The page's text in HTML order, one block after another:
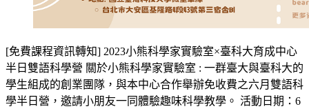
[免費課程資訊轉知] 2023小熊科學家實驗室×臺科大育成中心
半日雙語科學營 關於小熊科學家實驗室 : 一群臺大與臺科大的
學生組成的創業團隊，與本中心合作舉辦免收費之六月雙語科
學半日營，邀請小朋友一同體驗趣味科學教學。 活動日期：6